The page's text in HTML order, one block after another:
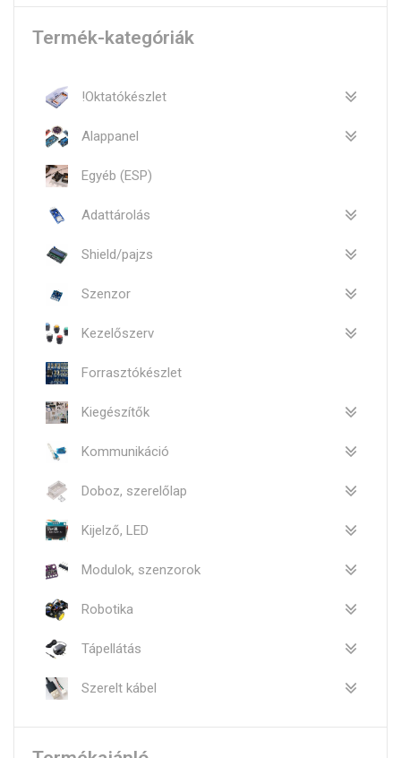
Termék-kategóriák
!Oktatókészlet
Alappanel
Egyéb (ESP)
Adattárolás
Shield/pajzs
Szenzor
Kezelőszerv
Forrasztókészlet
Kiegészítők
Kommunikáció
Doboz, szerelőlap
Kijelző, LED
Modulok, szenzorok
Robotika
Tápellátás
Szerelt kábel